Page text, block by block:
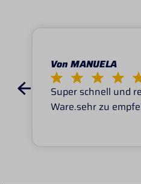
Von MANUELA
Super schnell und
Ware.sehr zu